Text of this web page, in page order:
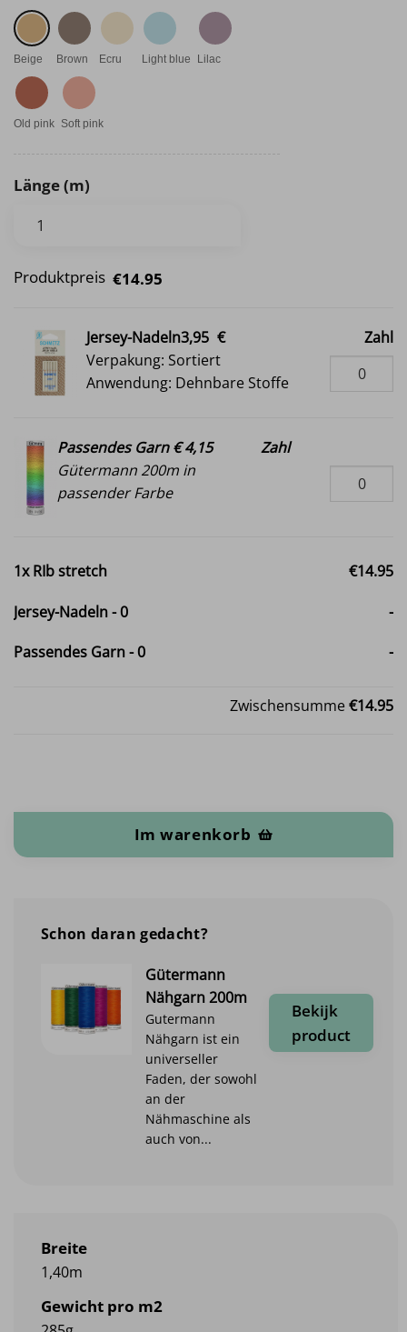
Beige Brown Ecru Light blue Lilac
Old pink Soft pink
Länge (m)
Produktpreis €14.95
Jersey-Nadeln3,95 €
Verpakung: Sortiert
Anwendung: Dehnbare Stoffe
Zahl
Passendes Garn € 4,15
Gütermann 200m in
passender Farbe
Zahl
1xRIb stretch €14.95
Jersey-Nadeln-0 -
Passendes Garn-0 -
Zwischensumme€14.95
Im warenkorb
Breite
1,40m
Gewicht pro m2
Schon daran gedacht?
Gütermann
Nähgarn 200m
Gutermann
Nähgarn ist ein
universeller
Faden, der sowohl
an der
Nähmaschine als
auch von...
Bekijk
product